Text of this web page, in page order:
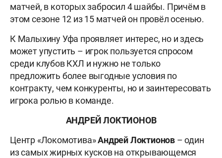
матчей, в которых забросил 4 шайбы. Причём в
этом сезоне 12 из 15 матчей он провёл осенью.
К Малыхину Уфа проявляет интерес, но и здесь
может упустить – игрок пользуется спросом
среди клубов КХЛ и нужно не только
предложить более выгодные условия по
контракту, чем конкуренты, но и заинтересовать
игрока ролью в команде.
АНДРЕЙ ЛОКТИОНОВ
Центр «Локомотива»Андрей Локтионов – один
из самых жирных кусков на открывающемся